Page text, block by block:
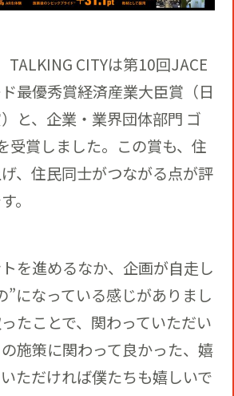
TALKING CITYは第10回JACE
最優秀賞経済産業大臣賞（日
と、企業・業界団体部門 ゴ
受賞しました。この賞も、住
、住民同士がつながる点が評
。
トを進めるなか、企画が自走し
”になっている感じがありまし
たことで、関わっていただい
施策に関わって良かった、嬉
ただければ僕たちも嬉しいで